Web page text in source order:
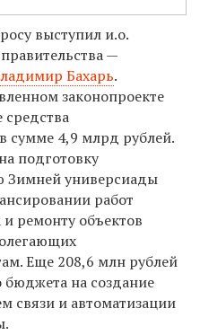
выступил и.о.
—
Бахарь.
законопроекте
сумме 4,9 млрд рублей.
подготовку
Зимней универсиады
работ
и ремонту объектов
Еще 208,6 млн рублей
на создание
связи и автоматизации